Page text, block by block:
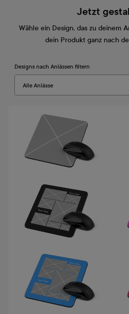
Jetzt
Wähle ein Design, das zu deinem
dein Produkt ganz nach
Designs nach Anlässen filtern